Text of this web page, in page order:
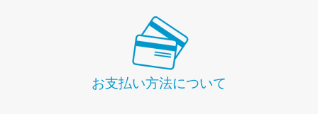
お支払い方法について